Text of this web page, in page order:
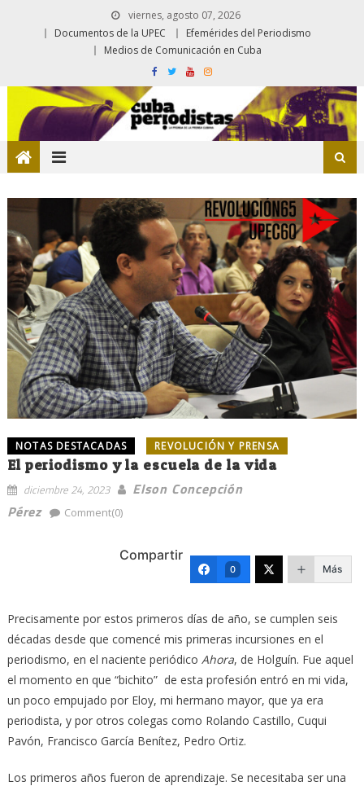
viernes, agosto 07, 2026
Documentos de la UPEC
Efemérides del Periodismo
Medios de Comunicación en Cuba
NOTAS DESTACADAS REVOLUCIÓN Y PRENSA
El periodismo y la escuela de la vida
diciembre 24, 2023
Elson Concepción
Pérez
Comment(0)
Compartir
0 Más
Precisamente por estos primeros días de año, se cumplen seis
décadas desde que comencé mis primeras incursiones en el
periodismo, en el naciente periódico Ahora, de Holguín. Fue aquel
el momento en que “bichito” de esta profesión entró en mi vida,
un poco empujado por Eloy, mi hermano mayor, que ya era
periodista, y por otros colegas como Rolando Castillo, Cuqui
Pavón, Francisco García Benítez, Pedro Ortiz.
Los primeros años fueron de aprendizaje. Se necesitaba ser una